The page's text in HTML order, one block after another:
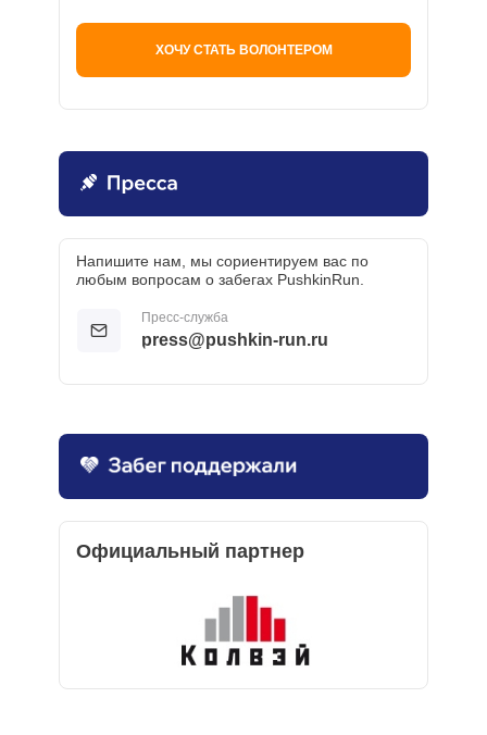
ХОЧУ СТАТЬ ВОЛОНТЕРОМ
Напишите нам, мы сориентируем вас по
любым вопросам о забегах PushkinRun.
press@pushkin-run.ru
Пресс-служба
Официальный партнер